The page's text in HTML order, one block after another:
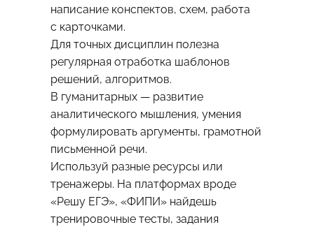
написание конспектов, схем, работа
с карточками.
Для точных дисциплин полезна
регулярная отработка шаблонов
решений, алгоритмов.
В гуманитарных — развитие
аналитического мышления, умения
формулировать аргументы, грамотной
письменной речи.
Используй разные ресурсы или
тренажеры. На платформах вроде
«Решу ЕГЭ», «ФИПИ» найдешь
тренировочные тесты, задания